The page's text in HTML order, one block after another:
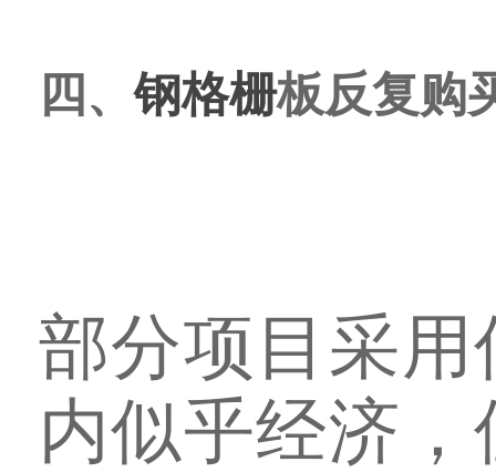
四、钢格栅板反复购
部分项目采
内似乎经济